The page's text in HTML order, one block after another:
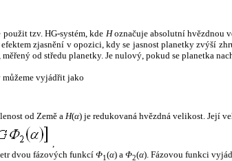
tzv. HG-systém, kde Hoznačuje absolutní hvězdnou
zjasnění v opozici, kdy se jasnost planetky zvýší
od středu planetky. Je nulový, pokud se planetka
vyjádřit jako
od Země aH(α) je redukovaná hvězdná velikost. Její
,
dvou fázových funkcí Φ1(α) a Φ2(α). Fázovou funkci